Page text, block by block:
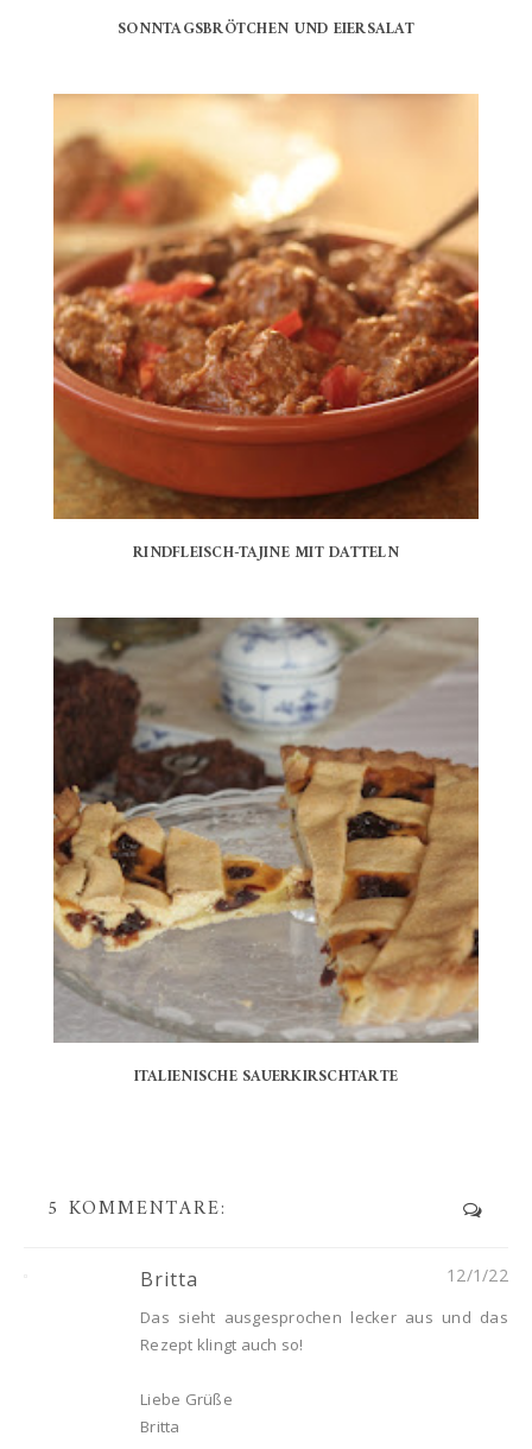
SONNTAGSBRÖTCHEN UND EIERSALAT
RINDFLEISCH-TAJINE MIT DATTELN
ITALIENISCHE SAUERKIRSCHTARTE
5 KOMMENTARE:
Britta 12/1/22
Das sieht ausgesprochen lecker aus und das
Rezept klingt auch so!
Liebe Grüße
Britta